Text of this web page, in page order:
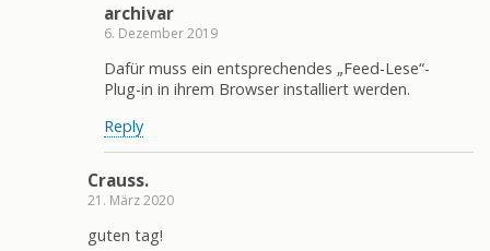
archivar
6. Dezember 2019
Dafür muss ein entsprechendes „Feed-Lese“-
Plug-in in ihrem Browser installiert werden.
Reply
Crauss.
21. März 2020
guten tag!